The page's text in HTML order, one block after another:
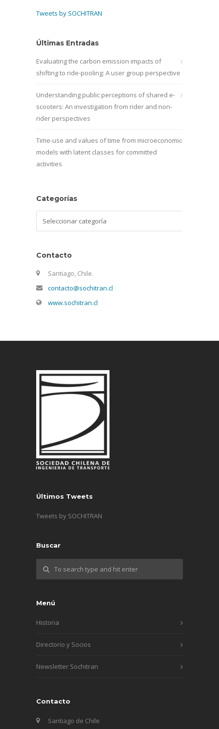
Tweets by SOCHITRAN
Últimas Entradas
Evaluating the carbon emission impacts of
shifting to ride-pooling: A user group perspective
Understanding public perceptions of shared e-
scooters: An investigation from rider and non-
rider perspectives
Time-use and values of time from microeconomic
models with latent classes for committed
activities
Categorías
Contacto
Santiago, Chile.
contacto@sochitran.cl
www.sochitran.cl
Últimos Tweets
Tweets by SOCHITRAN
Buscar
Menú
Historia
Directorio y Socios
Newsletter Sochitran
Contacto
Santiago de Chile